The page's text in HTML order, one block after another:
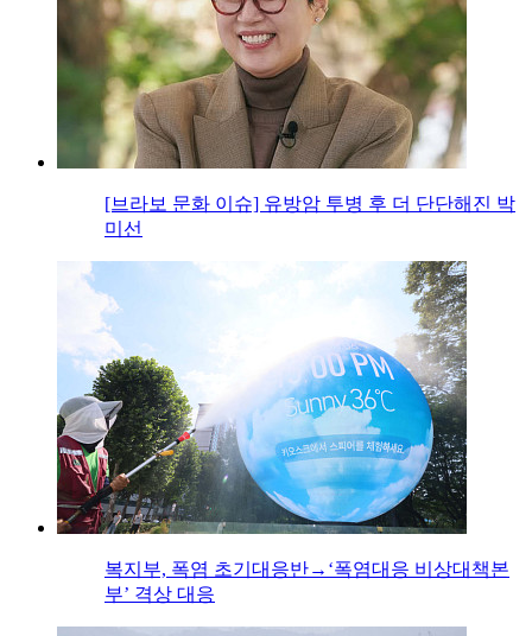
[브라보 문화 이슈] 유방암 투병 후 더 단단해진 박
미선
복지부, 폭염 초기대응반→‘폭염대응 비상대책본
부’ 격상 대응